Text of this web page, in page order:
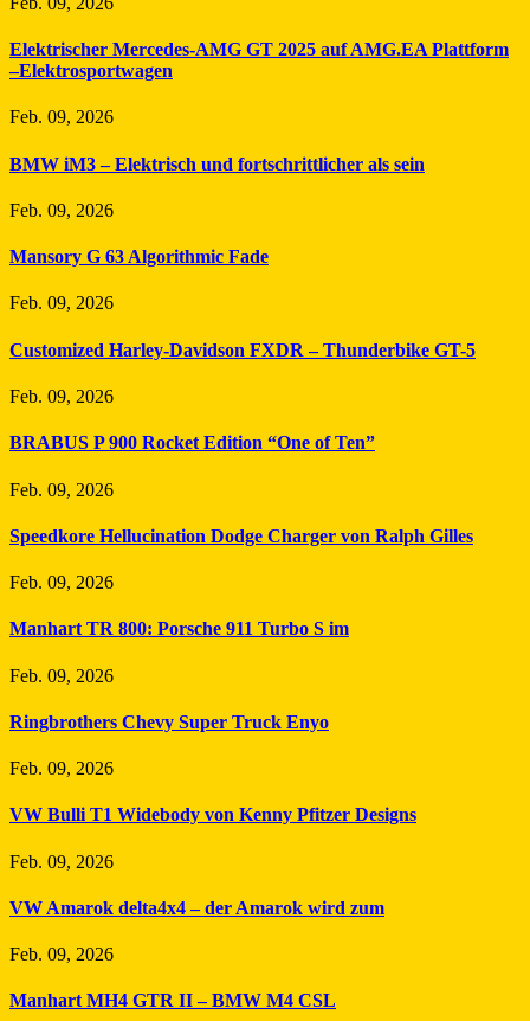
Elektrischer Mercedes-AMG GT 2025 auf AMG.EA Plattform
–Elektrosportwagen
Feb. 09, 2026
BMW iM3 – Elektrisch und fortschrittlicher als sein
Feb. 09, 2026
Mansory G 63 Algorithmic Fade
Feb. 09, 2026
Customized Harley-Davidson FXDR – Thunderbike GT-5
Feb. 09, 2026
BRABUS P 900 Rocket Edition “One of Ten”
Feb. 09, 2026
Speedkore Hellucination Dodge Charger von Ralph Gilles
Feb. 09, 2026
Manhart TR 800: Porsche 911 Turbo S im
Feb. 09, 2026
Ringbrothers Chevy Super Truck Enyo
Feb. 09, 2026
VW Bulli T1 Widebody von Kenny Pfitzer Designs
Feb. 09, 2026
VW Amarok delta4x4 – der Amarok wird zum
Feb. 09, 2026
Manhart MH4 GTR II – BMW M4 CSL